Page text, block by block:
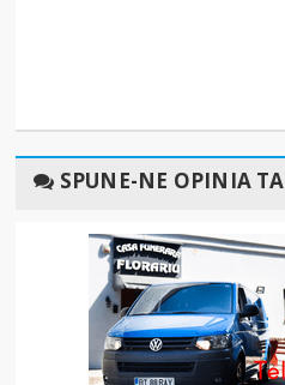
SPUNE-NE OPINIA TA